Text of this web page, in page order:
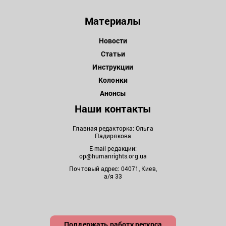
Материалы
Новости
Статьи
Инструкции
Колонки
Анонсы
Наши контакты
Главная редакторка: Ольга
Падирякова
E-mail редакции:
op@humanrights.org.ua
Почтовый адрес: 04071, Киев,
а/я 33